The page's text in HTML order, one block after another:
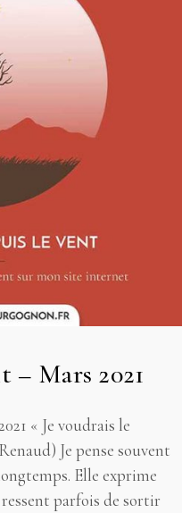
Mars 2021
« Je voudrais le
Je pense souvent
Elle exprime
parfois de sortir